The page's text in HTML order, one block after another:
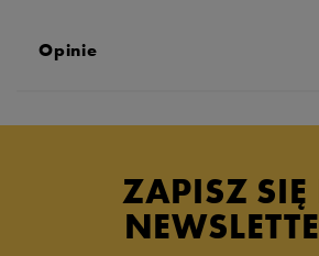
Opinie
5.0
zebranych i zweryfikowanych
ZAPISZ SIĘ